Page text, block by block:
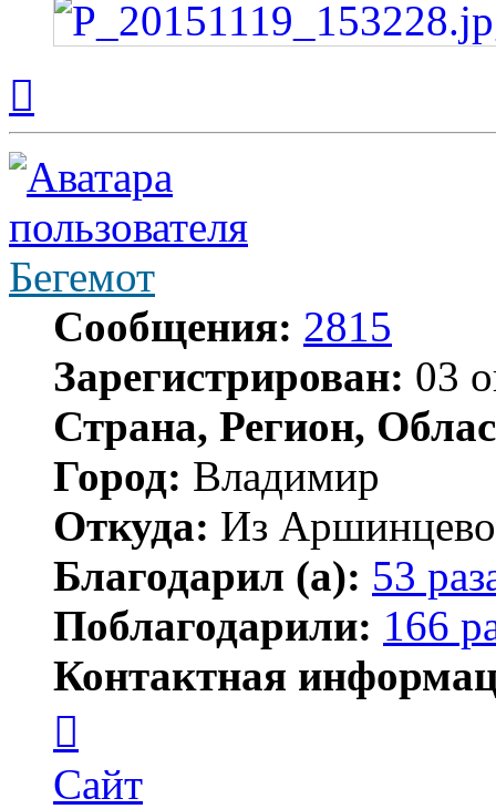
началу
Бегемот
Сообщения: 2815
Зарегистрирован: 03
Страна, Регион,
Город: Владимир
Откуда: Из
Благодарил (а): 53
Поблагодарили: 166
Контактная
пользователя
Бегемот
Сайт